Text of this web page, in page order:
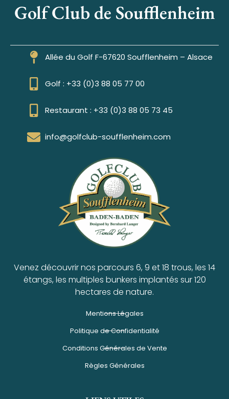
Golf Club de Soufflenheim
Allée du Golf F-67620 Soufflenheim – Alsace
Golf : +33 (0)3 88 05 77 00
Restaurant : +33 (0)3 88 05 73 45
info@golfclub-soufflenheim.com
Venez découvrir nos parcours 6, 9 et 18 trous, les 14
étangs, les multiples bunkers implantés sur 120
hectares de nature.
Mentions Légales
Politique de Confidentialité
Conditions Générales de Vente
Règles Générales